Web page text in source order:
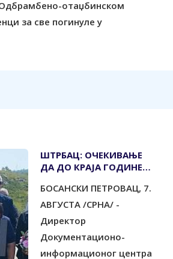
отаџбинском
за све погинуле у
ШТРБАЦ: ОЧЕКИВАЊЕ
ДА ДО КРАЈА ГОДИНЕ
БУДУ ОСУЂЕНИ
БОСАНСКИ ПЕТРОВАЦ, 7.
АВГУСТА /СРНА/ -
Директор
Документационо-
информационог центра